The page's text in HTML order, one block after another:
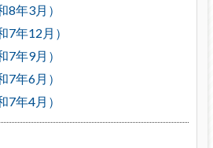
8年3月）
7年12月）
7年9月）
7年6月）
7年4月）